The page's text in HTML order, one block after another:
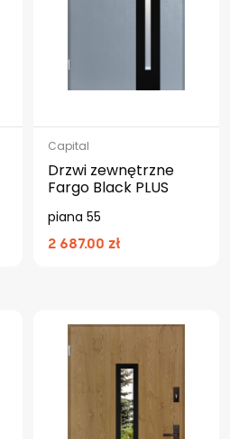
Capital
Drzwi zewnętrzne
Fargo Black PLUS
piana 55
2 687.00 zł